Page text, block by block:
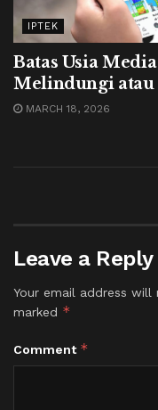
IPTEK
Batas Usia
Melindungi atau
MARCH 18, 2026
Leave a Reply
Your email address
marked *
Comment *